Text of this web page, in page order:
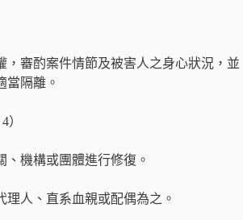
審酌案件情節及被害人之身心狀況，並
當隔離。
）
機構或團體進行修復。
人、直系血親或配偶為之。